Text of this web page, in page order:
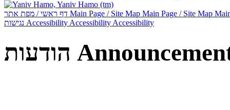
Main Page / Site Map Main Page / Site Map
Accessibility Accessibility Accessibility
הודעות